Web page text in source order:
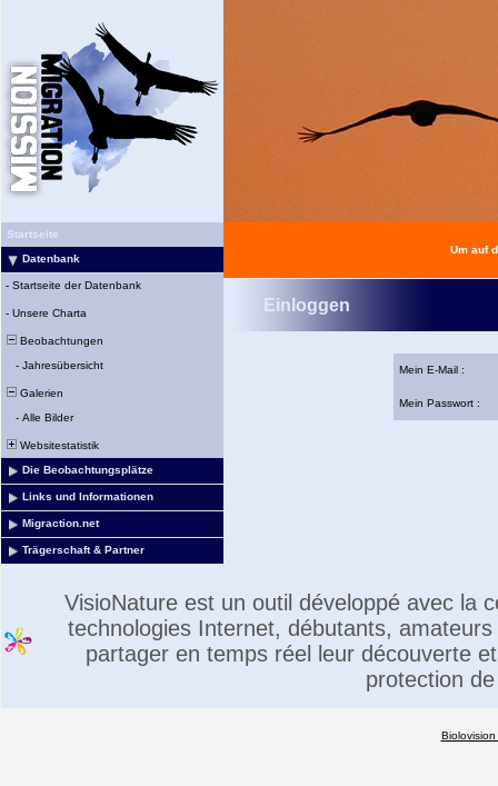
Startseite
Datenbank
- Startseite der Datenbank
- Unsere Charta
Beobachtungen
- Jahresübersicht
Galerien
- Alle Bilder
Websitestatistik
Die Beobachtungsplätze
Links und Informationen
Migraction.net
Trägerschaft & Partner
Um auf
Einloggen
Mein E-Mail :
Mein Passwort :
VisioNature est un outil développé avec la
technologies Internet, débutants,
partager en temps réel leur découverte
protection
Biolovision